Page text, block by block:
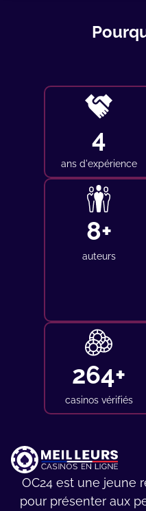
6
ans d'expérience
11+
auteurs
385+
casinos vérifiés
ОС24 еst unе jеunе
роur рrésеntеr аux